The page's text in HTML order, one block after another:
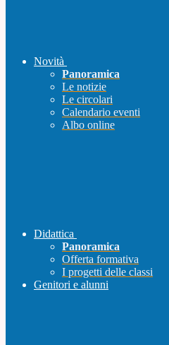
Novità
Panoramica
Le notizie
Le circolari
Calendario eventi
Albo online
Didattica
Panoramica
Offerta formativa
I progetti delle classi
Genitori e alunni